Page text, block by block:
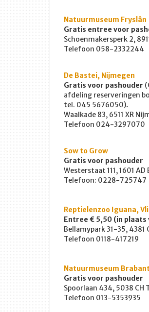
Natuurmuseum Fryslân
Gratis entree voor
Schoenmakersperk 2,
Telefoon 058-2332244
De Bastei, Nijmegen
Gratis voor pashouder
afdeling reserveringen
tel. 045 5676050).
Waalkade 83, 6511 XR
Telefoon 024-3297070
Sow to Grow
Gratis voor pashouder
Westerstaat 111, 1601 AD
Telefoon: 0228-725747
Reptielenzoo Iguana,
Entree € 5,50 (in plaats
Bellamypark 31-35, 4381
Telefoon 0118-417219
Natuurmuseum
Gratis voor pashouder
Spoorlaan 434, 5038 CH
Telefoon 013-5353935